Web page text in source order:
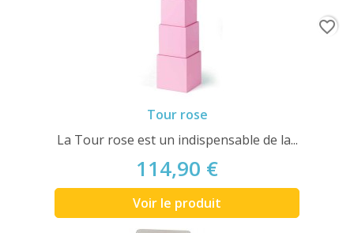
Tour rose
La Tour rose est un indispensable de la...
114,90 €
Voir le produit
favorite_border